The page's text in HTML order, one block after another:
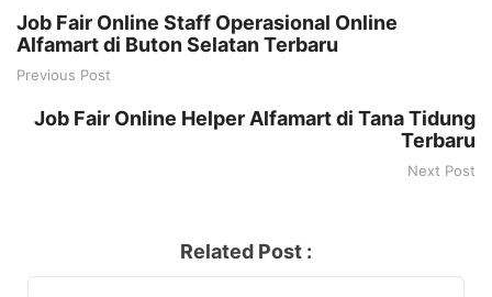
Job Fair Online Staff Operasional Online
Alfamart di Buton Selatan Terbaru
Previous Post
Job Fair Online Helper Alfamart di Tana Tidung
Terbaru
Next Post
Related Post :